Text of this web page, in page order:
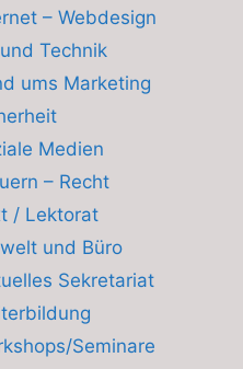
– Webdesign
Technik
ums Marketing
Medien
– Recht
/ Lektorat
und Büro
Sekretariat
Seminare